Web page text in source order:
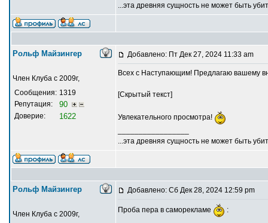
...эта древняя сущность не может быть
Рольф Майзингер
Член Клуба с 2009г,
Сообщения: 1319
Репутация:
90
Доверие: 1622
Добавлено: Пт Дек 27, 2024 11:33 am
Всех с Наступающим! Предлагаю вашему
[Скрытый текст]
Увлекательного просмотра!
...эта древняя сущность не может быть
Рольф Майзингер
Член Клуба с 2009г,
Добавлено: Сб Дек 28, 2024 12:59 pm
Проба пера в саморекламе :